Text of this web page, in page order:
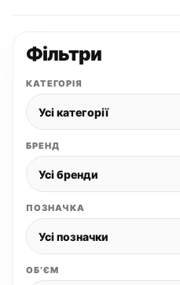
Фільтри
КАТЕГОРІЯ
БРЕНД
ПОЗНАЧКА
ОБʼЄМ